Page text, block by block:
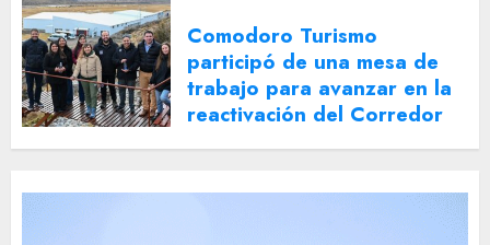
Comodoro Turismo
participó de una mesa de
trabajo para avanzar en la
reactivación del Corredor
Turístico Integrado